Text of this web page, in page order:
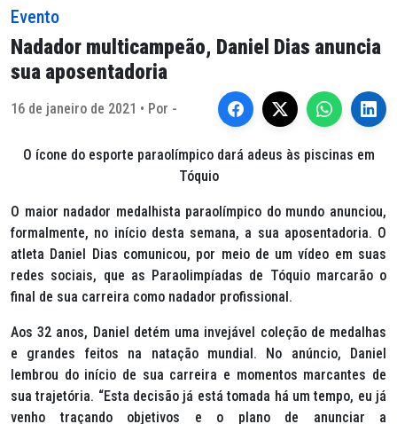
Evento
Nadador multicampeão, Daniel Dias anuncia
sua aposentadoria
16 de janeiro de 2021 • Por -
O ícone do esporte paraolímpico dará adeus às piscinas em
Tóquio
O maior nadador medalhista paraolímpico do mundo anunciou,
formalmente, no início desta semana, a sua aposentadoria. O
atleta Daniel Dias comunicou, por meio de um vídeo em suas
redes sociais, que as Paraolimpíadas de Tóquio marcarão o
final de sua carreira como nadador profissional.
Aos 32 anos, Daniel detém uma invejável coleção de medalhas
e grandes feitos na natação mundial. No anúncio, Daniel
lembrou do início de sua carreira e momentos marcantes de
sua trajetória. “Esta decisão já está tomada há um tempo, eu já
venho traçando objetivos e o plano de anunciar a